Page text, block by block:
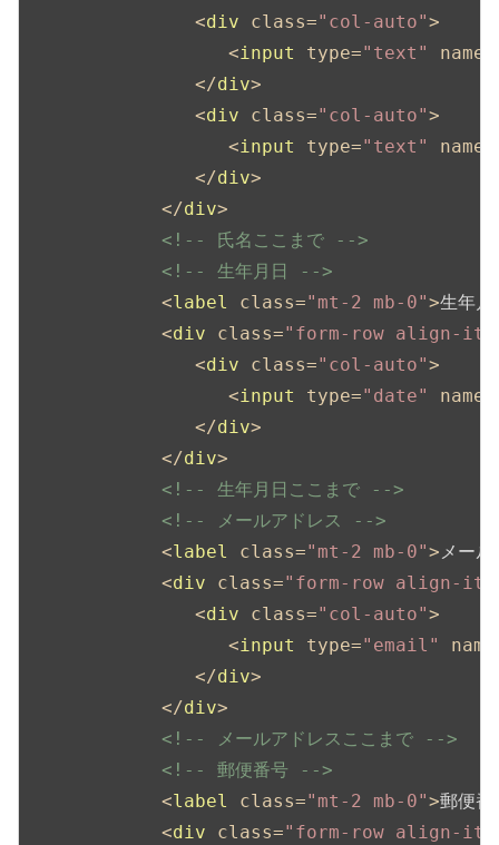
<div class="col-auto">
<input type="text" name
</div>
<div class="col-auto">
<input type="text" name
</div>
</div>
<!-- 氏名ここまで -->
<!-- 生年月日 -->
<label class="mt-2 mb-0">生年月
<div class="form-row align-
<div class="col-auto">
<input type="date" name
</div>
</div>
<!-- 生年月日ここまで -->
<!-- メールアドレス -->
<label class="mt-2 mb-0">メー
<div class="form-row align-
<div class="col-auto">
<input type="email" name
</div>
</div>
<!-- メールアドレスここまで -->
<!-- 郵便番号 -->
<label class="mt-2 mb-0">郵便番
<div class="form-row align-